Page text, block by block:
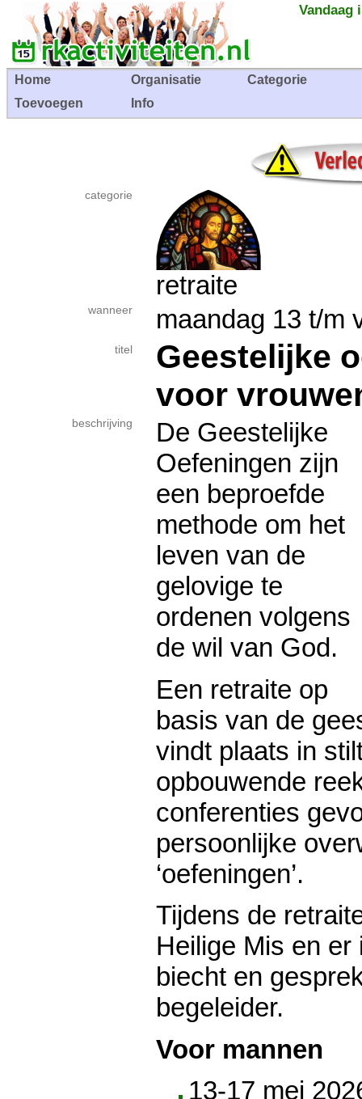
Vandaag
Home Organisatie
Categorie
Toevoegen
Info
categorie
retraite
wanneer maandag 13 t/
titel
Geestelijke
voor
beschrijving
De Geestelijke
Oefeningen zijn
een beproefde
methode om het
leven van de
gelovige te
ordenen volgens
de wil van God.
Een retraite op
basis van de
vindt plaats in
opbouwende
conferenties
persoonlijke
‘oefeningen’.
Tijdens de
Heilige Mis en
biecht en
begeleider.
Voor mannen
13-17 mei